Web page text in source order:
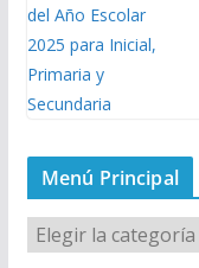
Menú Principal
M
e